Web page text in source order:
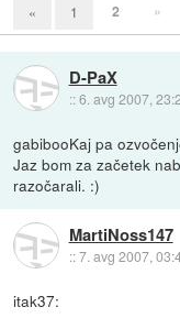
« 1 2 »
D-PaX
::6. avg 2007,
gabibooKaj pa
Jaz bom za začetek
razočarali. :)
MartiNoss147
::7. avg 2007,
itak37: